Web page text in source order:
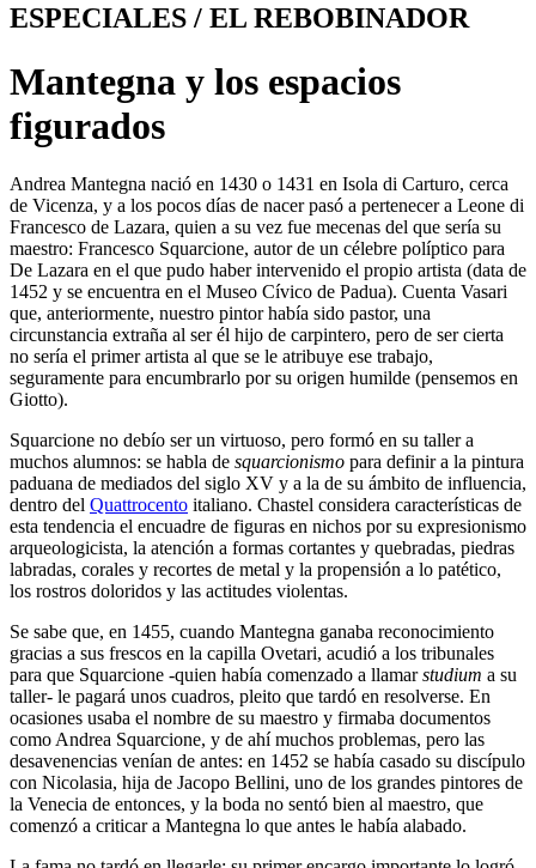
ESPECIALES / EL REBOBINADOR
Mantegna y los espacios
figurados
Andrea Mantegna nació en 1430 o 1431 en Isola di Carturo, cerca
de Vicenza, y a los pocos días de nacer pasó a pertenecer a Leone di
Francesco de Lazara, quien a su vez fue mecenas del que sería su
maestro: Francesco Squarcione, autor de un célebre políptico para
De Lazara en el que pudo haber intervenido el propio artista (data de
1452 y se encuentra en el Museo Cívico de Padua). Cuenta Vasari
que, anteriormente, nuestro pintor había sido pastor, una
circunstancia extraña al ser él hijo de carpintero, pero de ser cierta
no sería el primer artista al que se le atribuye ese trabajo,
seguramente para encumbrarlo por su origen humilde (pensemos en
Giotto).
Squarcione no debío ser un virtuoso, pero formó en su taller a
muchos alumnos: se habla de squarcionismo para definir a la pintura
paduana de mediados del siglo XV y a la de su ámbito de influencia,
dentro del Quattrocento italiano. Chastel considera características de
esta tendencia el encuadre de figuras en nichos por su expresionismo
arqueologicista, la atención a formas cortantes y quebradas, piedras
labradas, corales y recortes de metal y la propensión a lo patético,
los rostros doloridos y las actitudes violentas.
Se sabe que, en 1455, cuando Mantegna ganaba reconocimiento
gracias a sus frescos en la capilla Ovetari, acudió a los tribunales
para que Squarcione -quien había comenzado a llamarstudium a su
taller- le pagará unos cuadros, pleito que tardó en resolverse. En
ocasiones usaba el nombre de su maestro y firmaba documentos
como Andrea Squarcione, y de ahí muchos problemas, pero las
desavenencias venían de antes: en 1452 se había casado su discípulo
con Nicolasia, hija de Jacopo Bellini, uno de los grandes pintores de
la Venecia de entonces, y la boda no sentó bien al maestro, que
comenzó a criticar a Mantegna lo que antes le había alabado.